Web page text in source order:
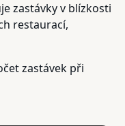
zastávky v blízkosti
restaurací,
zastávek při